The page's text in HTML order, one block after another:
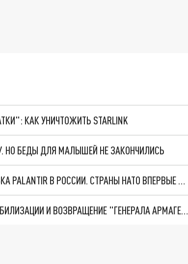
КАК УНИЧТОЖИТЬ STARLINK
НО БЕДЫ ДЛЯ МАЛЫШЕЙ НЕ ЗАКОНЧИЛИСЬ
"ОЧЕНЬ ПЛОХИЕ НОВОСТИ": БОЛЬШАЯ ОШИБКА PALANTIR В РОССИИ. СТРАНЫ НАТО ВПЕРВЫЕ ЗА СВО ОСТАНОВИЛИ ПОСТАВКИ ОРУЖИЯ. ВСУ ТЕРЯЮТ ПРИГРАНИЧЬЕ?
ТРИ ГЛАВНЫХ ИНСАЙДА ОБ СВО. ОТМЕНА МОБИЛИЗАЦИИ И ВОЗВРАЩЕНИЕ "ГЕНЕРАЛА АРМАГЕДДОНА"? ОТЛИЧНЫЕ НОВОСТИ, КОТОРЫЕ ЖДАЛИ ВСЕ